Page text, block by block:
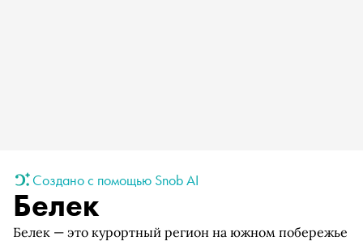
Создано с помощью Snob AI
Белек
Белек — это курортный регион на южном побережье